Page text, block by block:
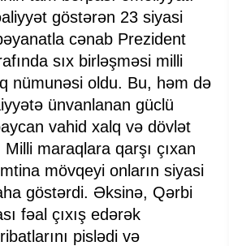
göstərən 23 siyasi
cənab Prezident
sıx birləşməsi milli
nümunəsi oldu. Bu, həm də
ünvanlanan güclü
vahid xalq və dövlət
maraqlara qarşı çıxan
mövqeyi onların siyasi
göstərdi. Əksinə, Qərbi
fəal çıxış edərək
pislədi və